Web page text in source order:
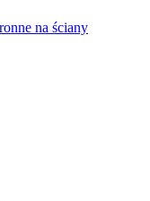
na ściany